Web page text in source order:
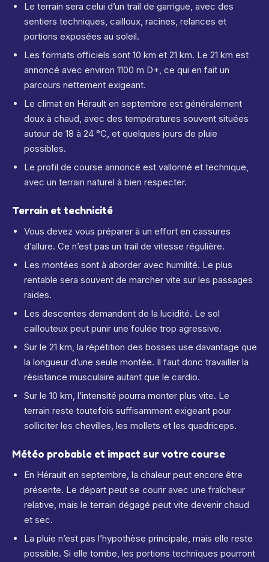
Le terrain sera celui d’un trail de garrigue, avec des
sentiers techniques, cailloux, racines, relances et
portions exposées au soleil.
Les formats officiels sont 10 km et 21 km. Le 21 km est
annoncé avec environ 1100 m D+, ce qui en fait un
parcours nettement exigeant.
Le climat en Hérault en septembre est généralement
doux à chaud, avec des températures souvent situées
autour de 18 à 24 °C, et quelques jours de pluie
possibles.
Le profil de course annoncé est vallonné et technique,
avec un terrain naturel à bien respecter.
Terrain et technicité
Vous devez vous préparer à un effort en cassures
d’allure. Ce n’est pas un trail de vitesse régulière.
Les montées sont à aborder avec humilité. Le plus
rentable sera souvent de marcher vite sur les passages
raides.
Les descentes demandent de la lucidité. Le sol
caillouteux peut punir une foulée trop agressive.
Sur le 21 km, la répétition des bosses use davantage que
la longueur d’une seule montée. Il faut donc travailler la
résistance musculaire autant que le cardio.
Sur le 10 km, l’intensité pourra monter plus vite. Le
terrain reste toutefois suffisamment exigeant pour
solliciter les chevilles, les mollets et les quadriceps.
Météo probable et impact sur votre course
En Hérault en septembre, la chaleur peut encore être
présente. Le départ peut se courir avec une fraîcheur
relative, mais le terrain dégagé peut vite devenir chaud
et sec.
La pluie n’est pas l’hypothèse principale, mais elle reste
possible. Si elle tombe, les portions techniques pourront